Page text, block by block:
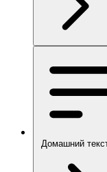
Домашний